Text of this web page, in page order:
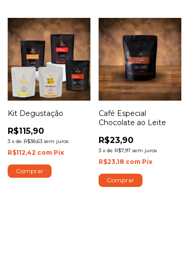
Kit Degustação
R$115,90
3 xde R$38,63 sem juros
R$112,42 com Pix
Comprar
Café Especial
Chocolate ao Leite
R$23,90
3 xde R$7,97 sem juros
R$23,18 com Pix
Comprar